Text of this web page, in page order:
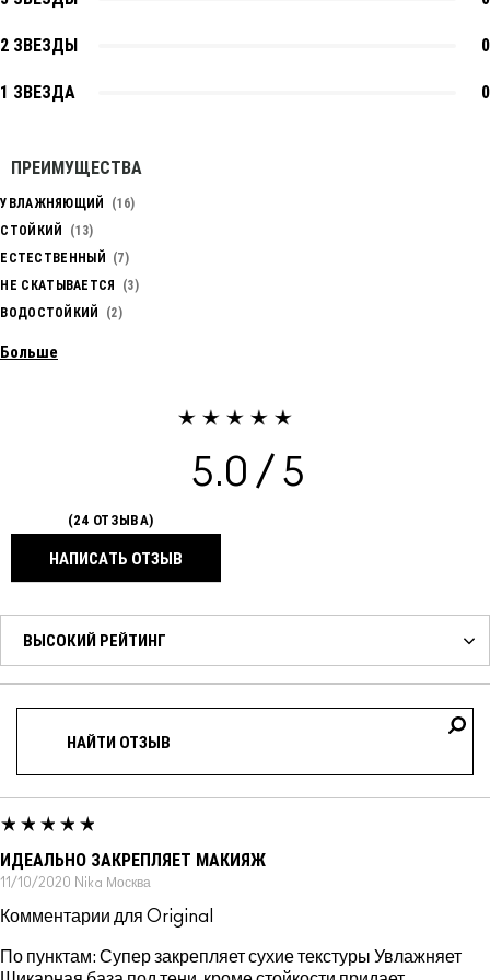
2 ЗВЕЗДЫ 0
1 ЗВЕЗДА 0
ПРЕИМУЩЕСТВА
УВЛАЖНЯЮЩИЙ
16
СТОЙКИЙ
13
ЕСТЕСТВЕННЫЙ
7
НЕ СКАТЫВАЕТСЯ
3
ВОДОСТОЙКИЙ
2
Больше
5.0
24 ОТЗЫВА
НАПИСАТЬ ОТЗЫВ
ИДЕАЛЬНО ЗАКРЕПЛЯЕТ МАКИЯЖ
11/10/2020 Nika Москва
Комментарии для Original
По пунктам: Супер закрепляет сухие текстуры Увлажняет